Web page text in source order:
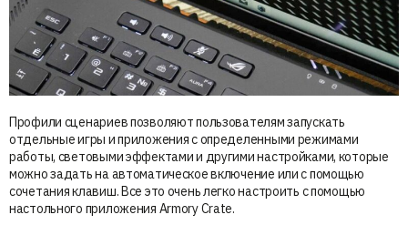
Профили сценариев позволяют пользователям запускать
отдельные игры и приложения с определенными режимами
работы, световыми эффектами и другими настройками, которые
можно задать на автоматическое включение или с помощью
сочетания клавиш. Все это очень легко настроить с помощью
настольного приложения Armory Crate.